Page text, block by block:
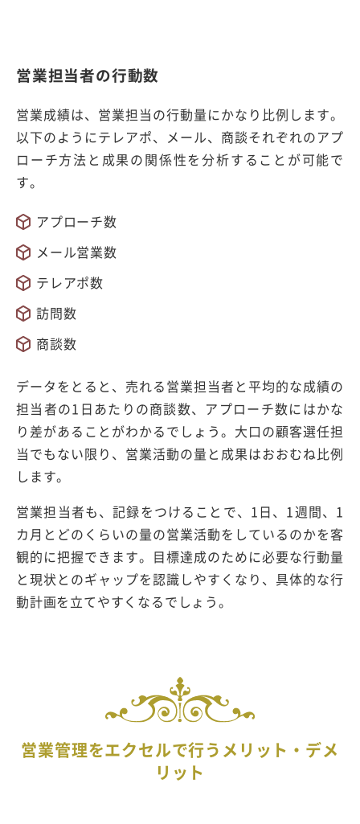
営業担当者の行動数
営業成績は、営業担当の行動量にかなり比例します。
以下のようにテレアポ、メール、商談それぞれのアプ
ローチ方法と成果の関係性を分析することが可能で
す。
アプローチ数
メール営業数
テレアポ数
訪問数
商談数
データをとると、売れる営業担当者と平均的な成績の
担当者の1日あたりの商談数、アプローチ数にはかな
り差があることがわかるでしょう。大口の顧客選任担
当でもない限り、営業活動の量と成果はおおむね比例
します。
営業担当者も、記録をつけることで、1日、1週間、1
カ月とどのくらいの量の営業活動をしているのかを客
観的に把握できます。目標達成のために必要な行動量
と現状とのギャップを認識しやすくなり、具体的な行
動計画を立てやすくなるでしょう。
営業管理をエクセルで行うメリット・デメ
リット